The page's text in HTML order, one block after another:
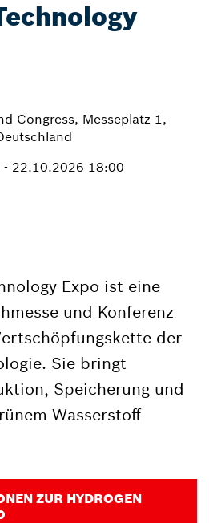
Congress, Messeplatz 1,
22.10.2026 18:00
Expo ist eine
und Konferenz
der
Sie bringt
Speicherung und
Wasserstoff
ZUR HYDROGEN